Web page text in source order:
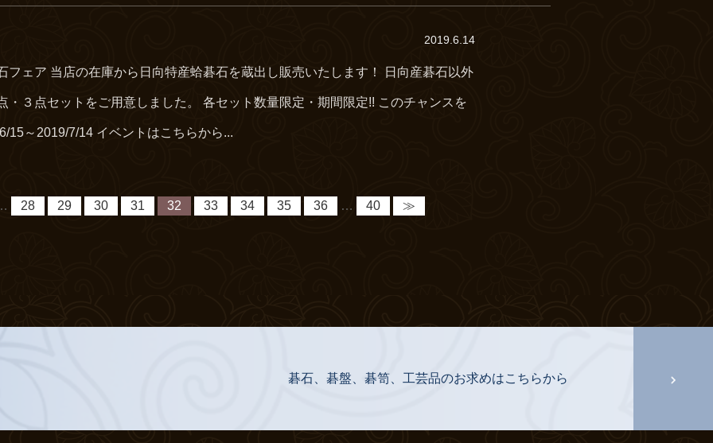
2019.6.14
フェア 当店の在庫から日向特産蛤碁石を蔵出し販売いたします！ 日向産碁石以外
・３点セットをご用意しました。 各セット数量限定・期間限定!! このチャンスを
15～2019/7/14 イベントはこちらから...
28 29 30 31 32 33 34 35 36 … 40 ≫
碁石、碁盤、碁笥、工芸品のお求めはこちらから